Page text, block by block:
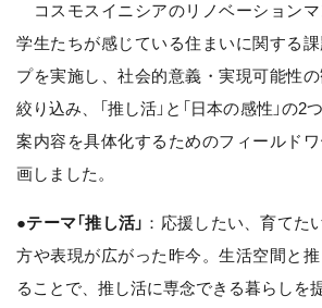
コスモスイニシアのリノベーションマ
学生たちが感じている住まいに関する
プを実施し、社会的意義・実現可能性
絞り込み、「推し活」と「日本の感性」の
案内容を具体化するためのフィールド
画しました。
●テーマ「推し活」 ：応援したい、育てた
方や表現が広がった昨今。生活空間と
ることで、推し活に専念できる暮らしを